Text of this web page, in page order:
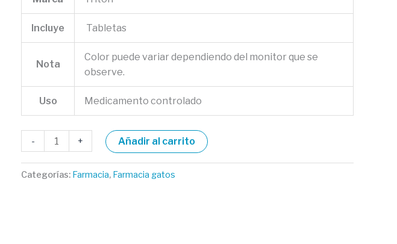
Incluye Tabletas
Nota
Color puede variar dependiendo del monitor que se
observe.
Uso Medicamento controlado
- + Añadir al carrito
Categorías: Farmacia, Farmacia gatos